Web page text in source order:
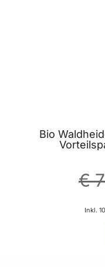
Bio
€
Inkl.